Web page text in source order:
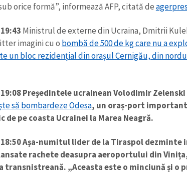
orice formă”, informează AFP, citată de
Ministrul de externe din Ucraina, Dmitrii
imagini cu o bombă de 500 de kg care nu a
un bloc rezidențial din orașul Cernigău, din
Președintele ucrainean Volodimir Zelenski
să bombardeze Odesa, un oraș-port
de pe coasta Ucrainei la Marea Neagră.
Așa-numitul lider de la Tiraspol dezminte
rachete deasupra aeroportului din
transnistreană. „Aceasta este o minciună și o